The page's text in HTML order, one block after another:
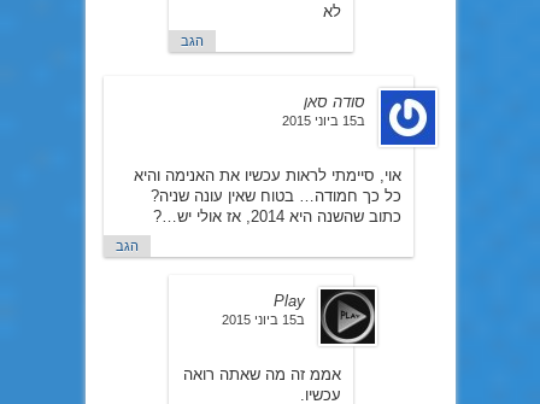
לא
הגב
סודה סאן
ב15 ביוני 2015
אוי, סיימתי לראות עכשיו את האנימה והיא
כל כך חמודה… בטוח שאין עונה שניה?
כתוב שהשנה היא 2014, אז אולי יש…?
הגב
Play
ב15 ביוני 2015
אממ זה מה שאתה רואה
עכשיו.